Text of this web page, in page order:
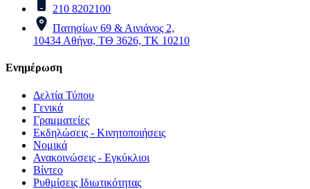
210 8202100
Πατησίων 69 & Αινιάνος 2,
10434 Αθήνα, ΤΘ 3626, ΤΚ 10210
Ενημέρωση
Δελτία Τύπου
Γενικά
Γραμματείες
Εκδηλώσεις - Κινητοποιήσεις
Νομικά
Ανακοινώσεις - Εγκύκλιοι
Βίντεο
Ρυθμίσεις Ιδιωτικότητας